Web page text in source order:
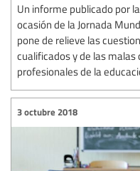
Un informe publicado por
ocasión de la Jornada
pone de relieve las
cualificados y de las
profesionales de la
3 octubre 2018